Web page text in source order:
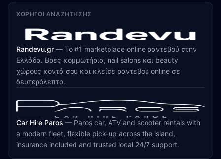
ΧΟΡΗΓΟΊ ΑΝΑΖΉΤΗΣΗΣ
Randevu.gr — Το #1 marketplace online ραντεβού στην
Ελλάδα. Βρες κομμωτήρια, nail salons και beauty
χώρους κοντά σου και κλείσε ραντεβού online σε
δευτερόλεπτα.
Car Hire Paros — Paros car, ATV and scooter rentals with
a modern fleet, flexible pick-up across the island,
insurance included and trusted local 24/7 support.